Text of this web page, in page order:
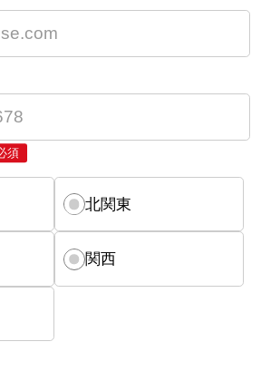
須
北関東
関西